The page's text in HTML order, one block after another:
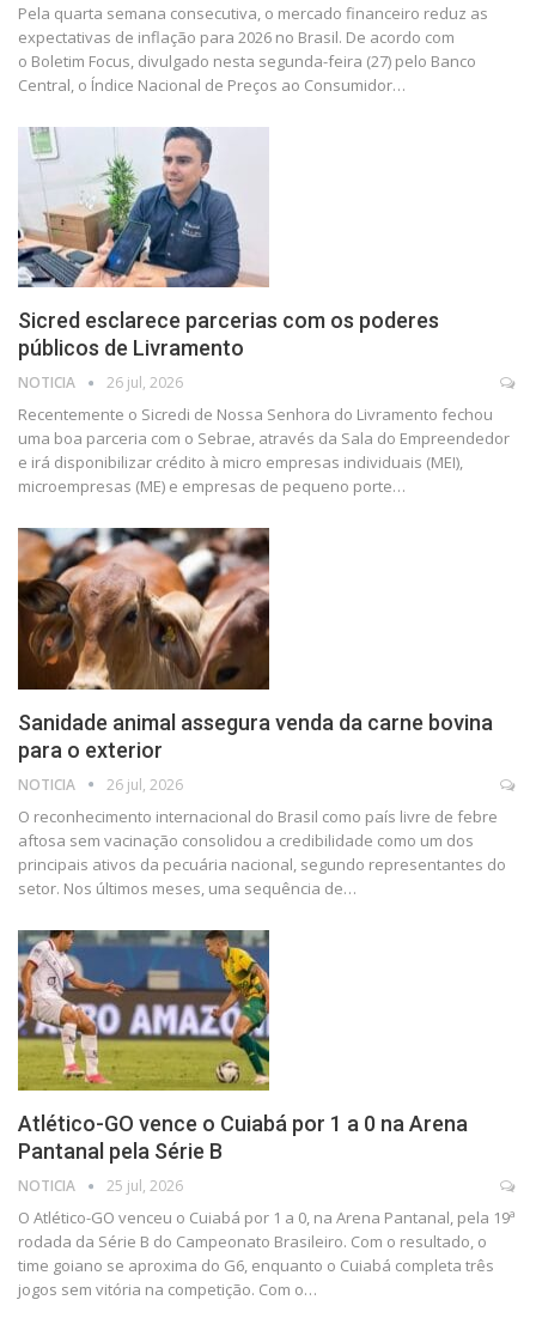
Pela quarta semana consecutiva, o mercado financeiro reduz as
expectativas de inflação para 2026 no Brasil. De acordo com
o Boletim Focus, divulgado nesta segunda-feira (27) pelo Banco
Central, o Índice Nacional de Preços ao Consumidor…
Sicred esclarece parcerias com os poderes
públicos de Livramento
NOTICIA 26 jul, 2026
Recentemente o Sicredi de Nossa Senhora do Livramento fechou
uma boa parceria com o Sebrae, através da Sala do Empreendedor
e irá disponibilizar crédito à micro empresas individuais (MEI),
microempresas (ME) e empresas de pequeno porte…
Sanidade animal assegura venda da carne bovina
para o exterior
NOTICIA 26 jul, 2026
O reconhecimento internacional do Brasil como país livre de febre
aftosa sem vacinação consolidou a credibilidade como um dos
principais ativos da pecuária nacional, segundo representantes do
setor. Nos últimos meses, uma sequência de…
Atlético-GO vence o Cuiabá por 1 a 0 na Arena
Pantanal pela Série B
NOTICIA 25 jul, 2026
O Atlético-GO venceu o Cuiabá por 1 a 0, na Arena Pantanal, pela 19ª
rodada da Série B do Campeonato Brasileiro. Com o resultado, o
time goiano se aproxima do G6, enquanto o Cuiabá completa três
jogos sem vitória na competição. Com o…